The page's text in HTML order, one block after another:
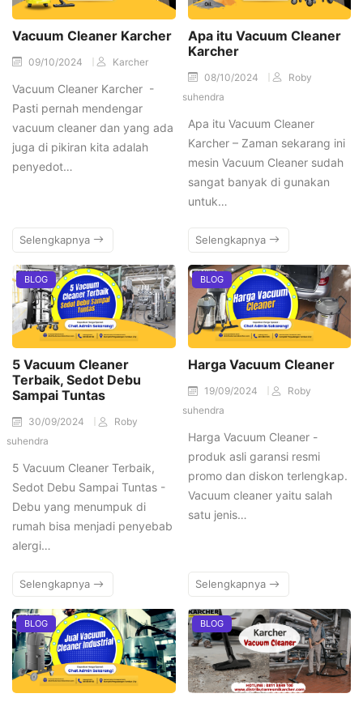
Vacuum Cleaner Karcher
09/10/2024 Karcher
Vacuum Cleaner Karcher -
Pasti pernah mendengar
vacuum cleaner dan yang ada
juga di pikiran kita adalah
penyedot…
Selengkapnya
Apa itu Vacuum Cleaner
Karcher
08/10/2024
Roby
suhendra
Apa itu Vacuum Cleaner
Karcher – Zaman sekarang ini
mesin Vacuum Cleaner sudah
sangat banyak di gunakan
untuk…
Selengkapnya
BLOG
5 Vacuum Cleaner
Terbaik, Sedot Debu
Sampai Tuntas
30/09/2024
Roby
suhendra
5 Vacuum Cleaner Terbaik,
Sedot Debu Sampai Tuntas -
Debu yang menumpuk di
rumah bisa menjadi penyebab
alergi…
Selengkapnya
BLOG
Harga Vacuum Cleaner
19/09/2024
Roby
suhendra
Harga Vacuum Cleaner -
produk asli garansi resmi
promo dan diskon terlengkap.
Vacuum cleaner yaitu salah
satu jenis…
Selengkapnya
BLOG BLOG